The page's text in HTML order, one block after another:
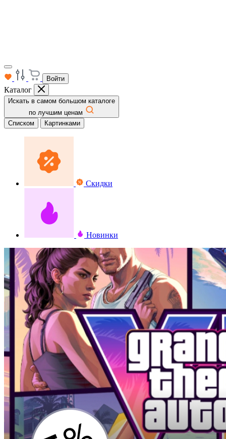
Войти
Каталог
Искать в самом большом каталоге
по лучшим ценам
Списком
Картинками
Скидки
Новинки